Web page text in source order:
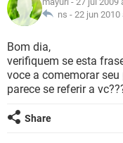
INSTAGRAM
GUIA DE COMPRAS
OUTLOOK
INSTAGRAM
GUIA DE COMPRAS
JOGOS
CELULAR
OUTLOOK
INSTAGRAM
GLOSSÁRIO
JOGOS
CELULAR
OUTLOOK
INSTAGRAM
ns - 22 jun 2010
Bom dia,
verifiquem se esta
voce a comemorar
parece se referir a
Share